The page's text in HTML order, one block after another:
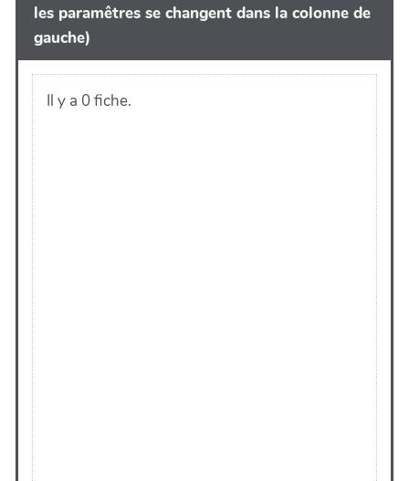
les paramêtres se changent dans la colonne de
gauche)